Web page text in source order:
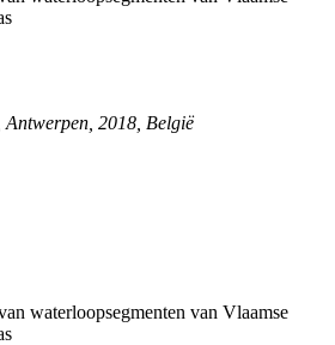
Antwerpen 2018 België
waterloopsegmenten van Vlaamse